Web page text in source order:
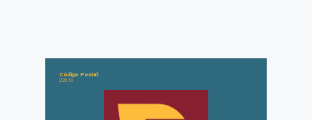
Código Postal:
23610